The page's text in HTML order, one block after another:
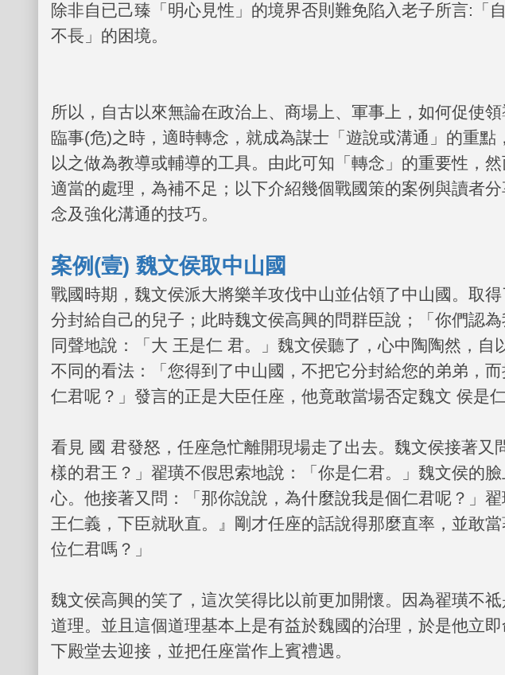
除非自已己臻「明心見性」的境界否則難免陷入老子所言: 「
不長」的困境。
所以，自古以來無論在政治上、商場上、軍事上，如何促使
臨事(危)之時，適時轉念，就成為謀士「遊說或溝通」的重
以之做為教導或輔導的工具。由此可知「轉念」的重要性，
適當的處理，為補不足；以下介紹幾個戰國策的案例與讀者
念及強化溝通的技巧。
案例 (壹) 魏文侯取中山國
戰國時期，魏文侯派大將樂羊攻伐中山並佔領了中山國。取
分封給自己的兒子；此時魏文侯高興的問群臣說；「你們認
同聲地說：「大 王是仁 君。」魏文侯聽了，心中陶陶然，
不同的看法：「您得到了中山國，不把它分封給您的弟弟，
仁君呢？」發言的正是大臣任座，他竟敢當場否定魏文 侯是
看見 國 君發怒，任座急忙離開現場走了出去。魏文侯接著又
樣的君王？」翟璜不假思索地說：「你是仁君。」魏文侯的
心。他接著又問：「那你說說，為什麼說我是個仁君呢？」
王仁義，下臣就耿直。』剛才任座的話說得那麼直率，並敢
位仁君嗎？」
魏文侯高興的笑了，這次笑得比以前更加開懷。因為翟璜不
道理。並且這個道理基本上是有益於魏國的治理，於是他立
下殿堂去迎接，並把任座當作上賓禮遇。